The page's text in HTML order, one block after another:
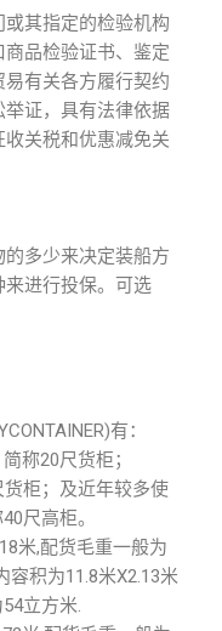
其指定的检验机构
品检验证书、鉴定
有关各方履行契约
证，具有法律依据
关税和优惠减免关
多少来决定装船方
进行投保。可选
有：
称20尺货柜；
柜；及近年较多使
尺高柜。
米,配货毛重一般为
容积为11.8米X2.13米
立方米.